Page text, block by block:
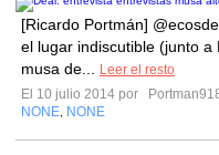
[Ricardo Portmán]
el lugar indiscutible (junto a
musa de...
Leer el resto
El 10 julio 2014 por
NONE NONE